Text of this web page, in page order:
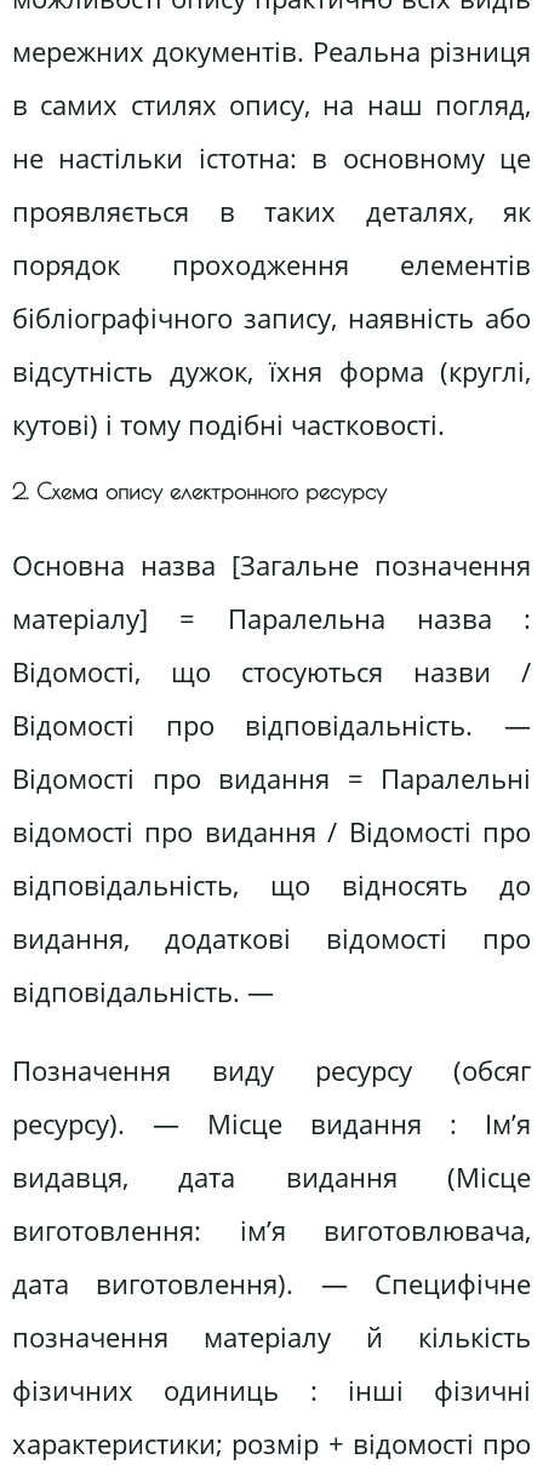
мережних документів. Реальна різниця
в самих стилях опису, на наш погляд,
не настільки істотна: в основному це
проявляється в таких деталях, як
порядок проходження елементів
бібліографічного запису, наявність або
відсутність дужок, їхня форма (круглі,
кутові) і тому подібні частковості.
2. Схема опису електронного ресурсу
Основна назва [Загальне позначення
матеріалу] = Паралельна назва :
Відомості, що стосуються назви /
Відомості про відповідальність. —
Відомості про видання = Паралельні
відомості про видання / Відомості про
відповідальність, що відносять до
видання, додаткові відомості про
відповідальність. —
Позначення виду ресурсу (обсяг
ресурсу). — Місце видання : Ім’я
видавця, дата видання (Місце
виготовлення: ім’я виготовлювача,
дата виготовлення). — Специфічне
позначення матеріалу й кількість
фізичних одиниць : інші фізичні
характеристики; розмір + відомості про